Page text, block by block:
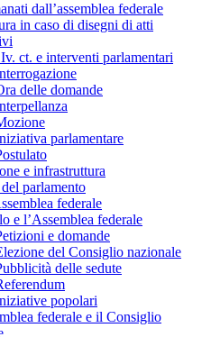
dall’assemblea federale
in caso di disegni di atti
ct. e interventi parlamentari
delle domande
parlamentare
e infrastruttura
parlamento
federale
e l’Assemblea federale
e domande
del Consiglio nazionale
delle sedute
popolari
federale e il Consiglio